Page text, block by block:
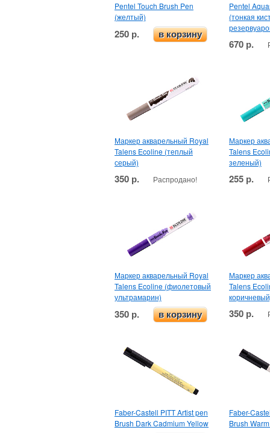
Pentel Touch Brush Pen
(желтый)
250 р. в корзину
Pentel
(тонкая
670 р.
Маркер акварельный Royal
Talens Ecoline (теплый
серый)
350 р. Распродано!
Маркер
Talens
зеленый)
255 р.
Маркер акварельный Royal
Talens Ecoline (фиолетовый
ультрамарин)
350 р. в корзину
Маркер
Talens
350 р.
Faber-Castell PITT Artist pen
Brush Dark Cadmium Yellow
Faber-
Brush